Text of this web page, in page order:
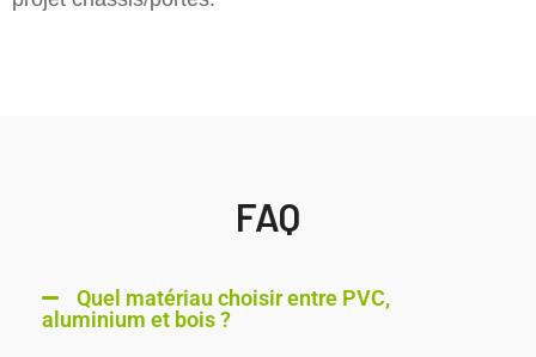
FAQ
Quel matériau choisir entre PVC,
aluminium et bois ?